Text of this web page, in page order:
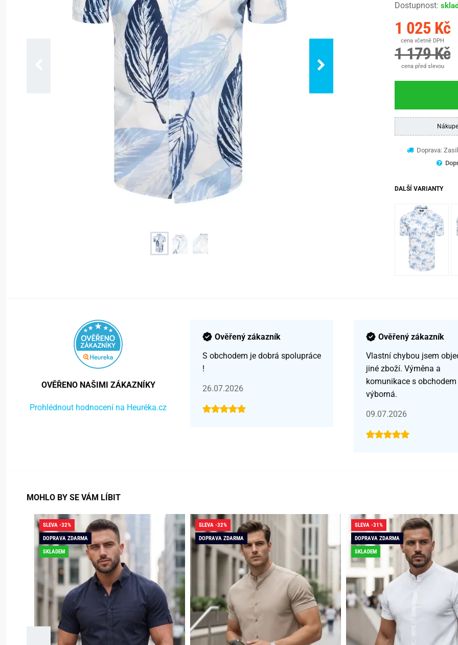
Dostupnost:
1 025 Kč
cena včetně DPH
1 179 Kč
cena před slevou
Doprava:
DALŠÍ VARIANTY
OVĚŘENO NAŠIMI ZÁKAZNÍKY
Prohlédnout hodnocení na Heuréka.cz
Ověřený zákazník
S obchodem je dobrá spolupráce
!
26.07.2026
Ověřený zákazník
Vlastní chybou jsem
jiné zboží. Výměna a
komunikace s obchodem
výborná.
09.07.2026
MOHLO BY SE VÁM LÍBIT
SLEVA -32%
DOPRAVA ZDARMA
SKLADEM
SLEVA -32%
DOPRAVA ZDARMA
SLEVA -31%
DOPRAVA ZDARMA
SKLADEM